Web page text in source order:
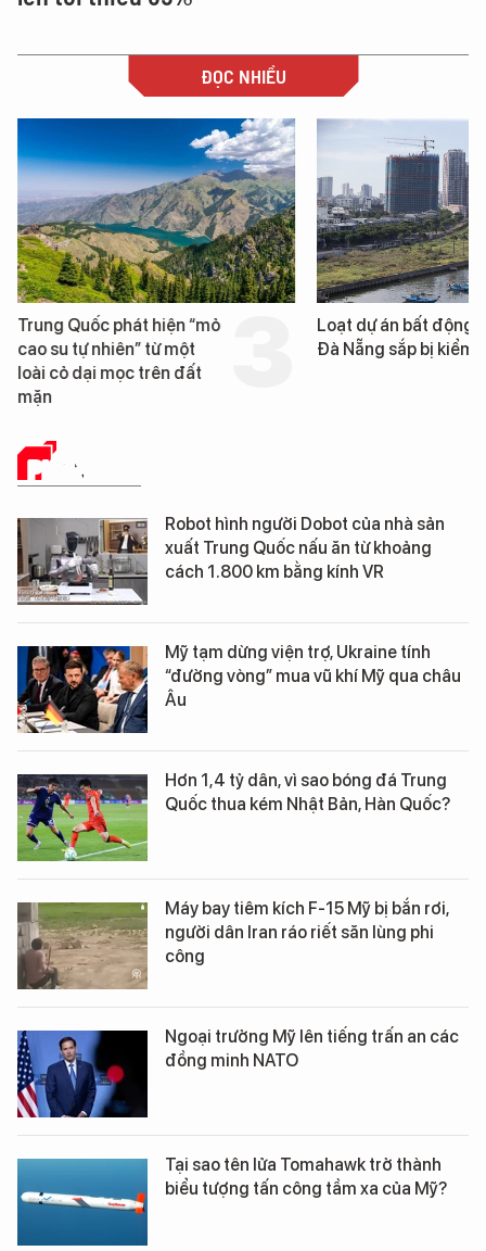
ĐỌC NHIỀU
Trung Quốc phát hiện “mỏ
cao su tự nhiên” từ một
loài cỏ dại mọc trên đất
mặn
Loạt dự án bất động
Đà Nẵng sắp bị kiểm
PHÂN TÍCH
Robot hình người Dobot của nhà sản
xuất Trung Quốc nấu ăn từ khoảng
cách 1.800 km bằng kính VR
Mỹ tạm dừng viện trợ, Ukraine tính
“đường vòng” mua vũ khí Mỹ qua châu
Âu
Hơn 1,4 tỷ dân, vì sao bóng đá Trung
Quốc thua kém Nhật Bản, Hàn Quốc?
Máy bay tiêm kích F-15 Mỹ bị bắn rơi,
người dân Iran ráo riết săn lùng phi
công
Ngoại trưởng Mỹ lên tiếng trấn an các
đồng minh NATO
Tại sao tên lửa Tomahawk trở thành
biểu tượng tấn công tầm xa của Mỹ?